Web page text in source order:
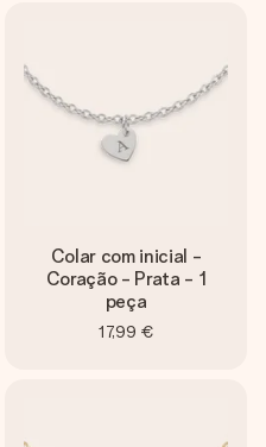
Colar com inicial -
Coração - Prata - 1
peça
17,99 €